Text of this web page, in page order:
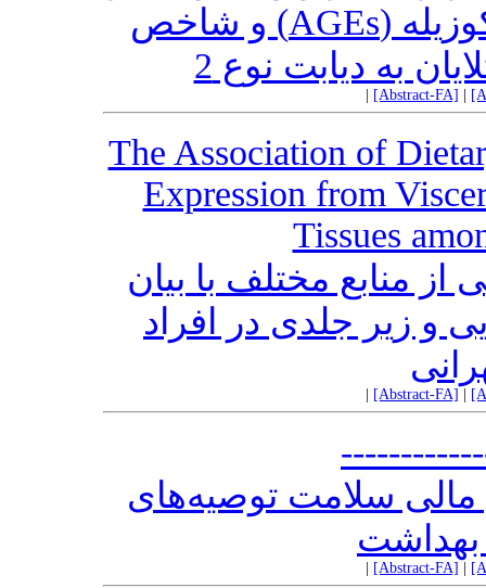
سطوح قند، لیپید، ترکیبات گلیکوزیله (AGEs) و شاخص
به دیابت نوع 2
[Abstract-FA]
The Association of
Expression from
Tissues
از منابع مختلف با بیان
و زیر جلدی در افراد
[Abstract-FA]
مالی سلامت توصیه‌های
بهداشت
[Abstract-FA]